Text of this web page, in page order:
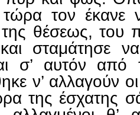
τώρα τον
θέσεως, του
σταμάτησε
σ’ αυτόν από
ν’ αλλαγούν
της έσχατης